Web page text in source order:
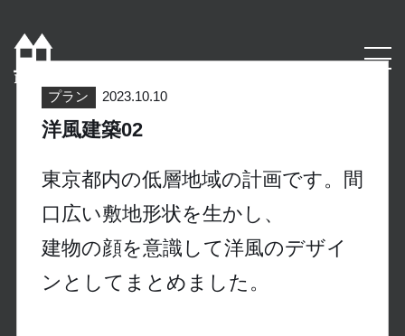
プラン 2023.10.10
洋風建築02
東京都内の低層地域の計画です。間
口広い敷地形状を生かし、
建物の顔を意識して洋風のデザイ
ンとしてまとめました。